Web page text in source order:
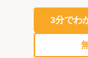
3分でわ